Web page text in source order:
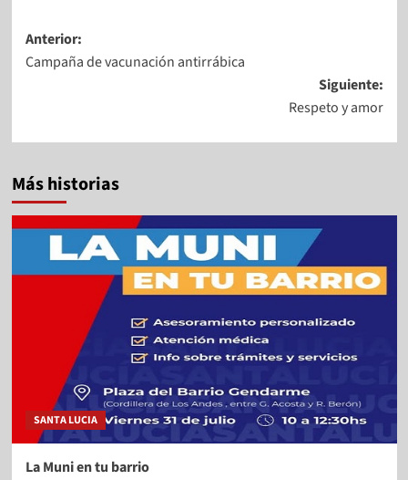
Anterior:
Campaña de vacunación antirrábica
Siguiente:
Respeto y amor
Más historias
SANTA LUCIA
La Muni en tu barrio